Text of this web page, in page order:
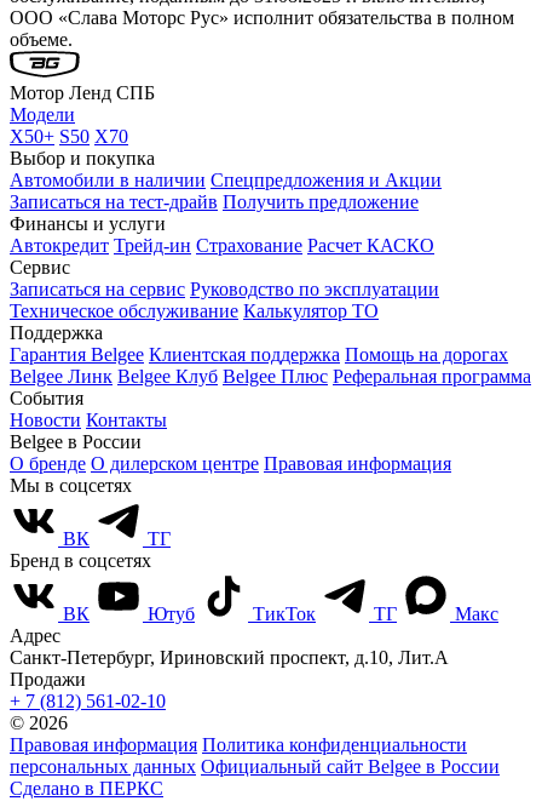
ООО «Слава Моторс Рус» исполнит обязательства в полном
объеме.
Мотор Ленд СПБ
Модели
X50+ S50 X70
Выбор и покупка
Автомобили в наличии Спецпредложения и Акции
Записаться на тест-драйв Получить предложение
Финансы и услуги
Автокредит Трейд-ин Страхование Расчет КАСКО
Сервис
Записаться на сервис Руководство по эксплуатации
Техническое обслуживание Калькулятор ТО
Поддержка
Гарантия Belgee Клиентская поддержка Помощь на дорогах
Belgee Линк Belgee Клуб Belgee Плюс Реферальная программа
События
Новости Контакты
Belgee в России
О бренде О дилерском центре Правовая информация
Мы в соцсетях
ВК
ТГ
Бренд в соцсетях
ВК Ютуб ТикТок ТГ
Макс
Адрес
Санкт-Петербург, Ириновский проспект, д.10, Лит.А
Продажи
+ 7 (812) 561-02-10
© 2026
Правовая информация Политика конфиденциальности
персональных данных Официальный сайт Belgee в России
Сделано в ПЕРКС